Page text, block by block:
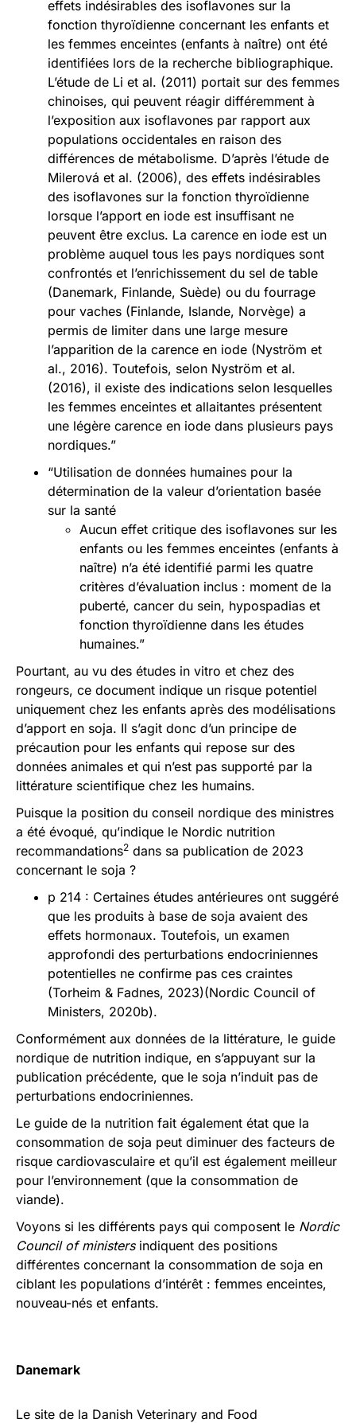
effets indésirables des isoflavones sur la
fonction thyroïdienne concernant les enfants et
les femmes enceintes (enfants à naître) ont été
identifiées lors de la recherche bibliographique.
L’étude de Li et al. (2011) portait sur des femmes
chinoises, qui peuvent réagir différemment à
l’exposition aux isoflavones par rapport aux
populations occidentales en raison des
différences de métabolisme. D’après l’étude de
Milerová et al. (2006), des effets indésirables
des isoflavones sur la fonction thyroïdienne
lorsque l’apport en iode est insuffisant ne
peuvent être exclus. La carence en iode est un
problème auquel tous les pays nordiques sont
confrontés et l’enrichissement du sel de table
(Danemark, Finlande, Suède) ou du fourrage
pour vaches (Finlande, Islande, Norvège) a
permis de limiter dans une large mesure
l’apparition de la carence en iode (Nyström et
al., 2016). Toutefois, selon Nyström et al.
(2016), il existe des indications selon lesquelles
les femmes enceintes et allaitantes présentent
une légère carence en iode dans plusieurs pays
nordiques.”
“Utilisation de données humaines pour la
détermination de la valeur d’orientation basée
sur la santé
Aucun effet critique des isoflavones sur les
enfants ou les femmes enceintes (enfants à
naître) n’a été identifié parmi les quatre
critères d’évaluation inclus : moment de la
puberté, cancer du sein, hypospadias et
fonction thyroïdienne dans les études
humaines.”
Pourtant, au vu des études in vitro et chez des
rongeurs, ce document indique un risque potentiel
uniquement chez les enfants après des modélisations
d’apport en soja. Il s’agit donc d’un principe de
précaution pour les enfants qui repose sur des
données animales et qui n’est pas supporté par la
littérature scientifique chez les humains.
Puisque la position du conseil nordique des ministres
a été évoqué, qu’indique le Nordic nutrition
recommandations2 dans sa publication de 2023
concernant le soja ?
p 214 : Certaines études antérieures ont suggéré
que les produits à base de soja avaient des
effets hormonaux. Toutefois, un examen
approfondi des perturbations endocriniennes
potentielles ne confirme pas ces craintes
(Torheim & Fadnes, 2023)(Nordic Council of
Ministers, 2020b).
Conformément aux données de la littérature, le guide
nordique de nutrition indique, en s’appuyant sur la
publication précédente, que le soja n’induit pas de
perturbations endocriniennes.
Le guide de la nutrition fait également état que la
consommation de soja peut diminuer des facteurs de
risque cardiovasculaire et qu’il est également meilleur
pour l’environnement (que la consommation de
viande).
Voyons si les différents pays qui composent le Nordic
Council of ministersindiquent des positions
différentes concernant la consommation de soja en
ciblant les populations d’intérêt : femmes enceintes,
nouveau-nés et enfants.
Danemark
Le site de la Danish Veterinary and Food